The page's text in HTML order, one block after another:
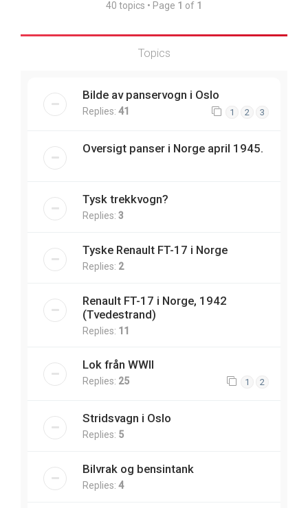
40 topics • Page 1 of 1
Topics
Bilde av panservogn i Oslo
Replies: 41 1 2 3
Oversigt panser i Norge april 1945.
Tysk trekkvogn?
Replies: 3
Tyske Renault FT-17 i Norge
Replies: 2
Renault FT-17 i Norge, 1942
(Tvedestrand)
Replies: 11
Lok från WWII
Replies: 25 1 2
Stridsvagn i Oslo
Replies: 5
Bilvrak og bensintank
Replies: 4